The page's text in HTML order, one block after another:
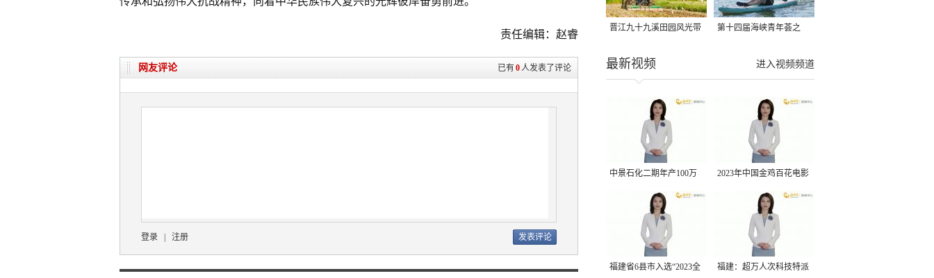
责任编辑：赵睿
已有0 人发表了评论
网友评论
登录 | 注册
晋江九十九溪田园风光带 第十四届海峡青年荟之
运动交流营进入视频频道
最新视频
中景石化二期年产100万
吨丙烷脱氢项目建成中交
2023年中国金鸡百花电影
节有福电影巡展31日启动
福建省6县市入选“2023全 福建：超万人次科技特派